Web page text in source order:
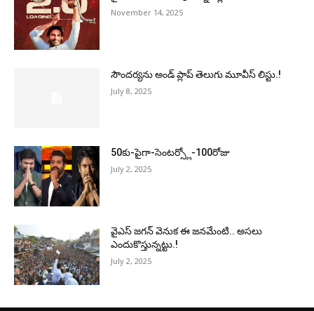
November 14, 2025
సౌందర్యను అండ్‌ ప్లాప్‌ తెలుగు మూవీస్‌ లిస్టు.!
July 8, 2025
50కు-పైగా-సెంటర్స్లో-100రోజు
July 2, 2025
వైఎస్‌ జగన్‌ వెనుక ఈ జనమేంటి.. అసలు
ఎందుకొస్తున్నట్టు.!
July 2, 2025